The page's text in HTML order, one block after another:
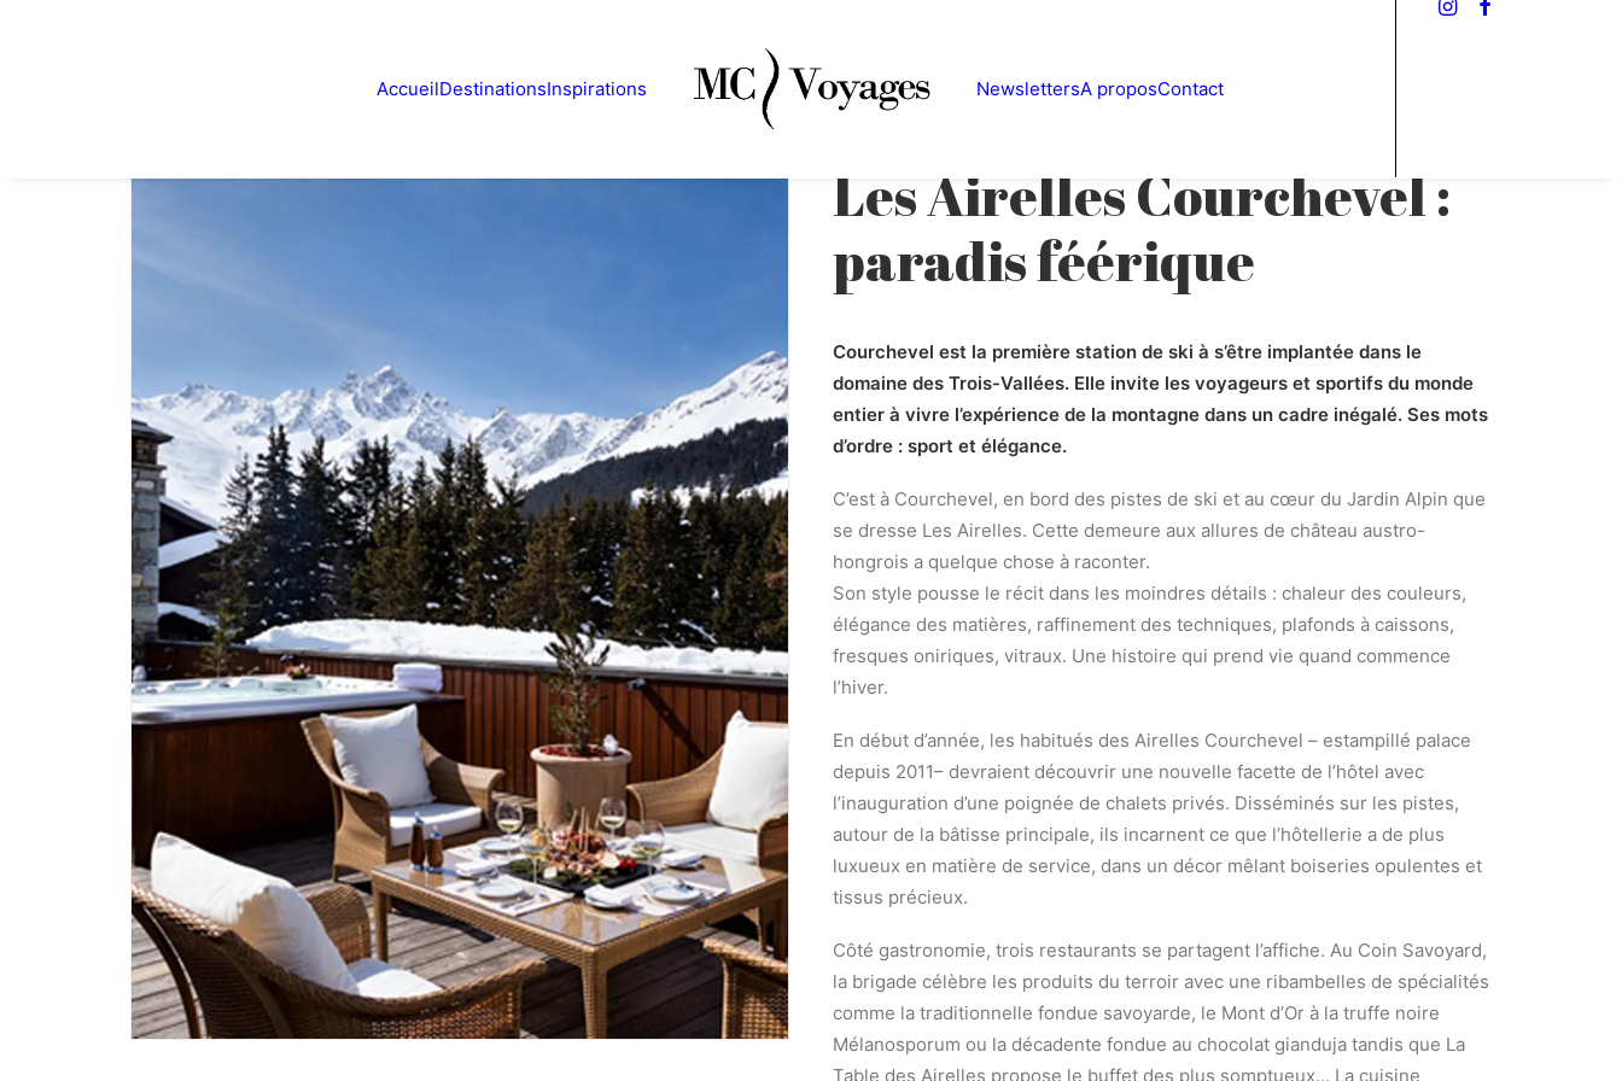
AccueilDestinationsInspirations NewslettersA proposContact
Les Airelles Courchevel :
paradis féérique
Courchevel est la première station de ski à s’être implantée dans le
domaine des Trois-Vallées. Elle invite les voyageurs et sportifs du monde
entier à vivre l’expérience de la montagne dans un cadre inégalé. Ses mots
d’ordre : sport et élégance.
C’est à Courchevel, en bord des pistes de ski et au cœur du Jardin Alpin que
se dresse Les Airelles. Cette demeure aux allures de château austro-
hongrois a quelque chose à raconter.
Son style pousse le récit dans les moindres détails : chaleur des couleurs,
élégance des matières, raffinement des techniques, plafonds à caissons,
fresques oniriques, vitraux. Une histoire qui prend vie quand commence
l’hiver.
En début d’année, les habitués des Airelles Courchevel – estampillé palace
depuis 2011– devraient découvrir une nouvelle facette de l’hôtel avec
l’inauguration d’une poignée de chalets privés. Disséminés sur les pistes,
autour de la bâtisse principale, ils incarnent ce que l’hôtellerie a de plus
luxueux en matière de service, dans un décor mêlant boiseries opulentes et
tissus précieux.
Côté gastronomie, trois restaurants se partagent l’affiche. Au Coin Savoyard,
la brigade célèbre les produits du terroir avec une ribambelles de spécialités
comme la traditionnelle fondue savoyarde, le Mont d’Or à la truffe noire
Mélanosporum ou la décadente fondue au chocolat gianduja tandis que La
Table des Airelles propose le buffet des plus somptueux… La cuisine